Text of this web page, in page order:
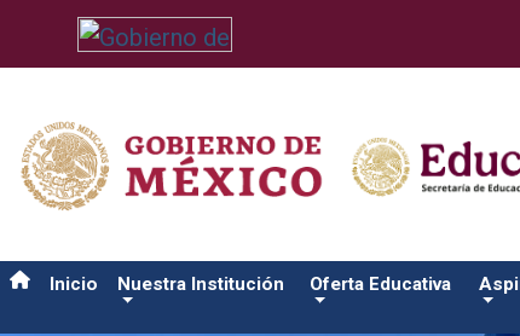
/usr/bin/ruby /www/wwwroot/sjuanrio.tecnm.mx/api/
Inicio Nuestra Institución Oferta Educativa